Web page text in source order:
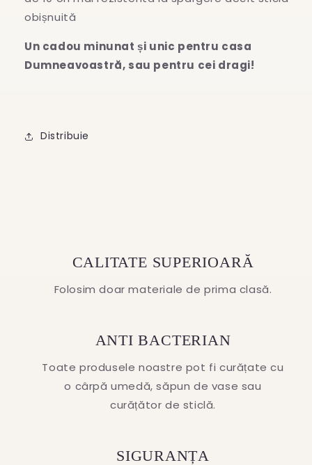
obișnuită
Un cadou minunat și unic pentru casa
Dumneavoastră, sau pentru cei dragi!
Distribuie
CALITATE SUPERIOARĂ
Folosim doar materiale de prima clasă.
ANTI BACTERIAN
Toate produsele noastre pot fi curățate cu
o cârpă umedă, săpun de vase sau
curățător de sticlă.
SIGURANȚA